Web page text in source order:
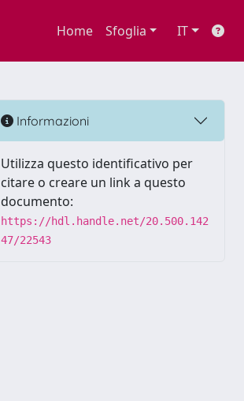
Home Sfoglia IT
Informazioni
Utilizza questo identificativo per
citare o creare un link a questo
documento:
https://hdl.handle.net/20.500.142
47/22543